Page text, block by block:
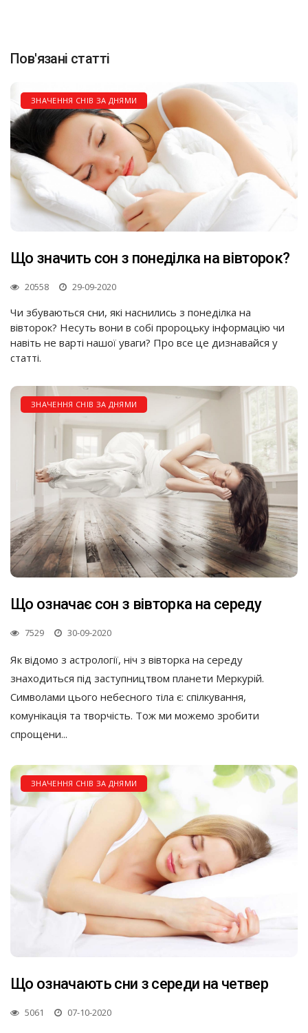
Пов'язані статті
ЗНАЧЕННЯ СНІВ ЗА ДНЯМИ
Що значить сон з понеділка на вівторок?
20558 29-09-2020
Чи збуваються сни, які наснились з понеділка на
вівторок? Несуть вони в собі пророцьку інформацію чи
навіть не варті нашої уваги? Про все це дизнавайся у
статті.
ЗНАЧЕННЯ СНІВ ЗА ДНЯМИ
Що означає сон з вівторка на середу
7529 30-09-2020
Як відомо з астрології, ніч з вівторка на середу
знаходиться під заступництвом планети Меркурій.
Символами цього небесного тіла є: спілкування,
комунікація та творчість. Тож ми можемо зробити
спрощени...
ЗНАЧЕННЯ СНІВ ЗА ДНЯМИ
Що означають сни з середи на четвер
5061 07-10-2020